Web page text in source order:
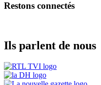
Restons connectés
Ils parlent de nous